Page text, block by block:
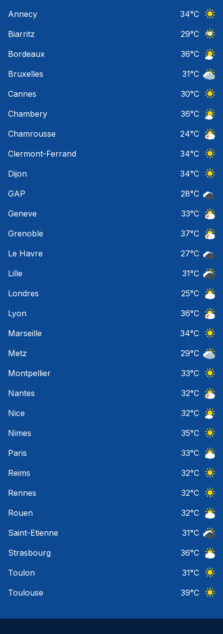
Annecy
34°C
Biarritz
29°C
Bordeaux
36°C
Bruxelles
31°C
Cannes
30°C
Chambery
36°C
Chamrousse
24°C
Clermont-Ferrand
34°C
Dijon
34°C
GAP
28°C
Geneve
33°C
Grenoble
37°C
Le Havre
27°C
Lille
31°C
Londres
25°C
Lyon
36°C
Marseille
34°C
Metz
29°C
Montpellier
33°C
Nantes
32°C
Nice
32°C
Nimes
35°C
Paris
33°C
Reims
32°C
Rennes
32°C
Rouen
32°C
Saint-Etienne
31°C
Strasbourg
36°C
Toulon
31°C
Toulouse
39°C